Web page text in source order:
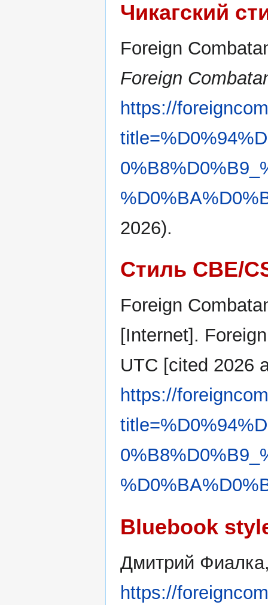
Чикагский
Foreign
Foreign
https://
2026).
Стиль CBE/
Foreign
[Internet].
UTC [cited 2026
https://
Bluebook
Дмитрий
https://